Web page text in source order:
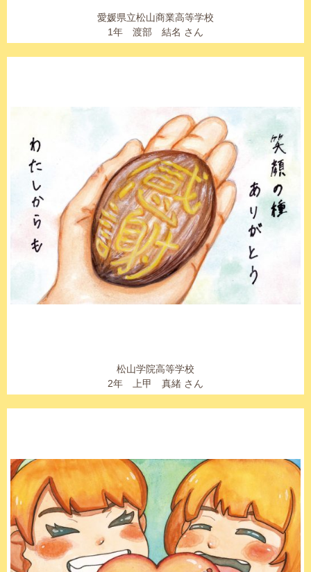
愛媛県立松山商業高等学校
1年 渡部 結名 さん
松山学院高等学校
2年 上甲 真緒 さん